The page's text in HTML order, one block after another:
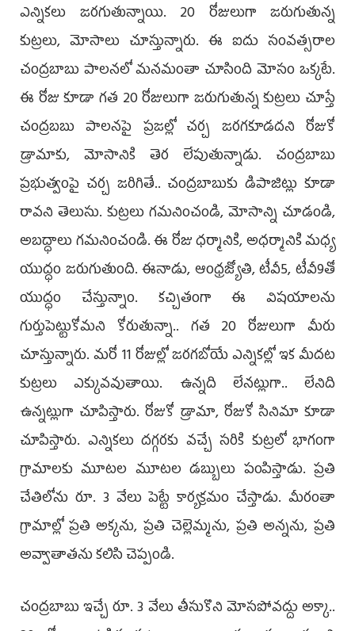
ఎన్నికలు జరగుతున్నాయి. 20 రోజులుగా జరుగుతున్న
కుట్రలు, మోసాలు చూస్తున్నారు. ఈ ఐదు సంవత్సరాల
చంద్రబాబు పాలనలో మనమంతా చూసింది మోసం ఒక్కటే.
ఈ రోజు కూడా గత 20 రోజులుగా జరుగుతున్న కుట్రలు చూస్తే
చంద్రబబు పాలనపై ప్రజల్లో చర్చ జరగకూడదని రోజుకో
డ్రామాకు, మోసానికి తెర లేపుతున్నాడు. చంద్రబాబు
ప్రభుత్వంపై చర్చ జరిగితే.. చంద్రబాబుకు డిపాజిట్లు కూడా
రావని తెలుసు. కుట్రలు గమనించండి, మోసాన్ని చూడండి,
అబద్ధాలు గమనించండి. ఈ రోజు ధర్మానికి, అధర్మానికి మధ్య
యుద్ధం జరుగుతుంది. ఈనాడు, ఆంధ్రజ్యోతి, టీవీ5, టీవీ9తో
యుద్ధం చేస్తున్నాం. కచ్చితంగా ఈ విషయాలను
గుర్తుపెట్టుకోమని కోరుతున్నా.. గత 20 రోజులుగా మీరు
చూస్తున్నారు. మరో 11 రోజుల్లో జరగబోయే ఎన్నికల్లో ఇక మీదట
కుట్రలు ఎక్కువవుతాయి. ఉన్నది లేనట్లుగా.. లేనిది
ఉన్నట్లుగా చూపిస్తారు. రోజుకో డ్రామా, రోజుకో సినిమా కూడా
చూపిస్తారు. ఎన్నికలు దగ్గరకు వచ్చే సరికి కుట్రలో భాగంగా
గ్రామాలకు మూటల మూటల డబ్బులు పంపిస్తాడు. ప్రతి
చేతిలోను రూ. 3 వేలు పెట్టే కార్యక్రమం చేస్తాడు. మీరంతా
గ్రామాల్లో ప్రతి అక్కను, ప్రతి చెల్లెమ్మను, ప్రతి అన్నను, ప్రతి
అవ్వాతాతను కలిసి చెప్పండి.
చంద్రబాబు ఇచ్చే రూ. 3 వేలు తీసుకొని మోసపోవద్దు అక్కా..